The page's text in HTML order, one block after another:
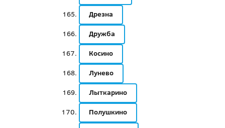
Дрезна
Дружба
Косино
Лунево
Лыткарино
Полушкино